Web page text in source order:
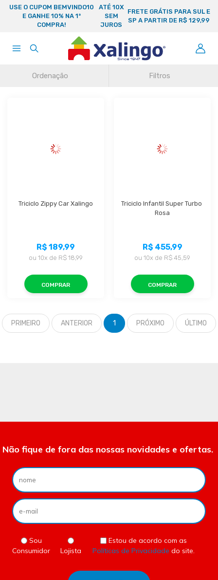
USE O CUPOM BEMVINDO10
E GANHE 10% NA 1ª
COMPRA!
ATÉ 10X
SEM
JUROS
FRETE GRÁTIS PARA SUL E
SP A PARTIR DE R$ 129,99
Ordenação Filtros
Triciclo Zippy Car Xalingo
R$ 189,99
ou 10x de R$ 18,99
COMPRAR
Triciclo Infantil Super Turbo
Rosa
R$ 455,99
ou 10x de R$ 45,59
COMPRAR
PRIMEIRO ANTERIOR 1 PRÓXIMO ÚLTIMO
Não fique de fora das nossas novidades e ofertas.
Sou
Consumidor
Lojista
Estou de acordo com as
Políticas de Privacidade do site.